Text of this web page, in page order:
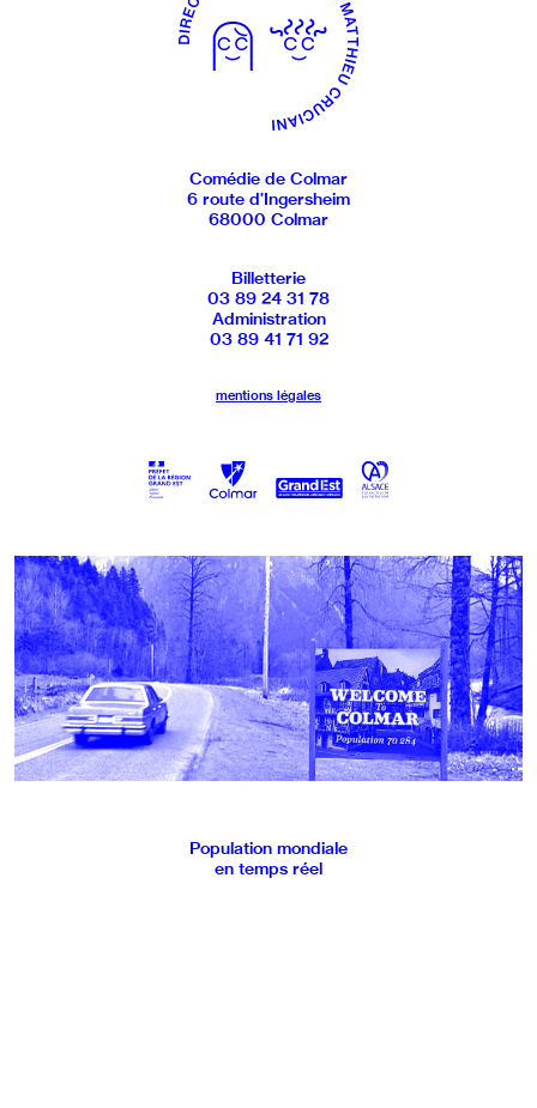
Comédie de Colmar
6 route d’Ingersheim
68000 Colmar
Billetterie
03 89 24 31 78
Administration
03 89 41 71 92
mentions légales
Population mondiale
en temps réel